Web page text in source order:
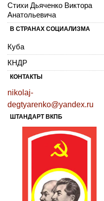
Стихи Дьяченко Виктора
Анатольевича
В СТРАНАХ СОЦИАЛИЗМА
Куба
КНДР
КОНТАКТЫ
nikolaj-
degtyarenko@yandex.ru
ШТАНДАРТ ВКПБ